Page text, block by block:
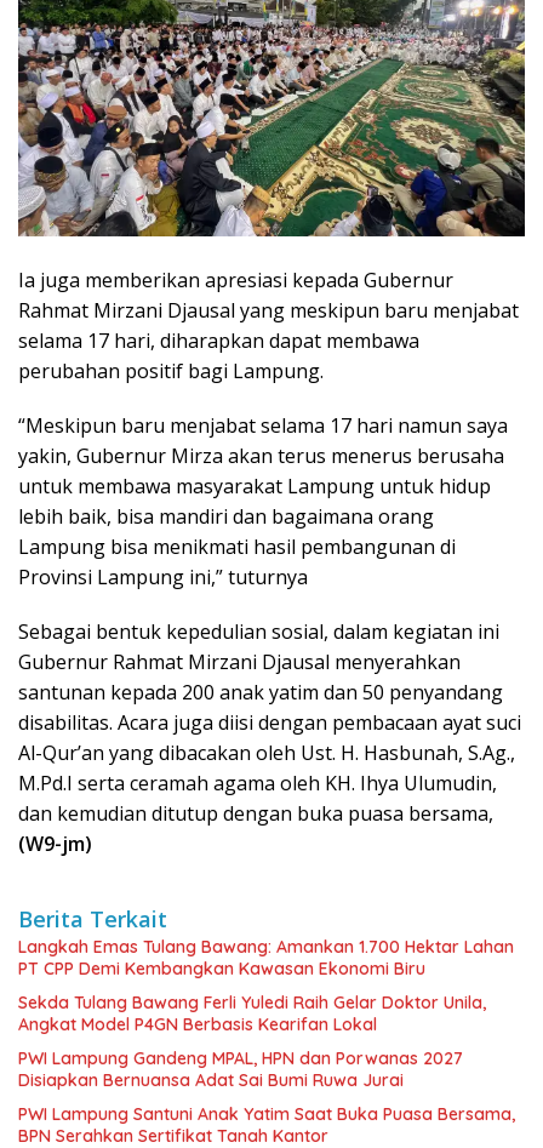
Ia juga memberikan apresiasi kepada Gubernur
Rahmat Mirzani Djausal yang meskipun baru menjabat
selama 17 hari, diharapkan dapat membawa
perubahan positif bagi Lampung.
“Meskipun baru menjabat selama 17 hari namun saya
yakin, Gubernur Mirza akan terus menerus berusaha
untuk membawa masyarakat Lampung untuk hidup
lebih baik, bisa mandiri dan bagaimana orang
Lampung bisa menikmati hasil pembangunan di
Provinsi Lampung ini,” tuturnya
Sebagai bentuk kepedulian sosial, dalam kegiatan ini
Gubernur Rahmat Mirzani Djausal menyerahkan
santunan kepada 200 anak yatim dan 50 penyandang
disabilitas. Acara juga diisi dengan pembacaan ayat suci
Al-Qur’an yang dibacakan oleh Ust. H. Hasbunah, S.Ag.,
M.Pd.I serta ceramah agama oleh KH. Ihya Ulumudin,
dan kemudian ditutup dengan buka puasa bersama,
(W9-jm)
Berita Terkait
Langkah Emas Tulang Bawang: Amankan 1.700 Hektar Lahan
PT CPP Demi Kembangkan Kawasan Ekonomi Biru
Sekda Tulang Bawang Ferli Yuledi Raih Gelar Doktor Unila,
Angkat Model P4GN Berbasis Kearifan Lokal
PWI Lampung Gandeng MPAL, HPN dan Porwanas 2027
Disiapkan Bernuansa Adat Sai Bumi Ruwa Jurai
PWI Lampung Santuni Anak Yatim Saat Buka Puasa Bersama,
BPN Serahkan Sertifikat Tanah Kantor